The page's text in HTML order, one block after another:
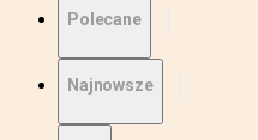
Polecane
Najnowsze